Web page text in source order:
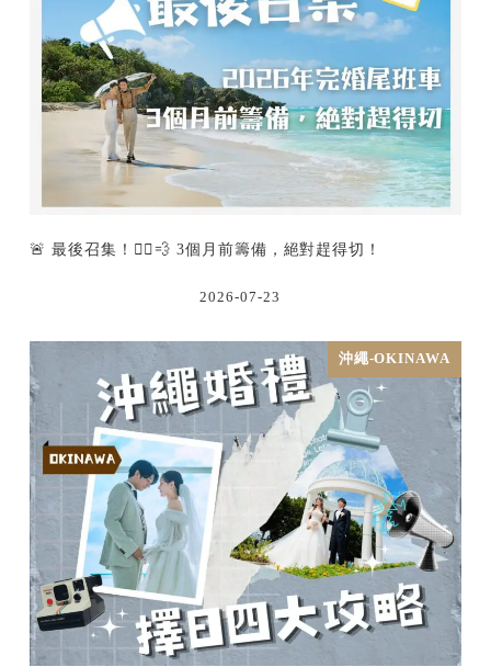
🚨 最後召集！🏃‍♂️💨 3個月前籌備，絕對趕得切！
2026-07-23
沖繩-OKINAWA